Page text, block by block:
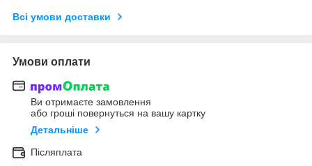
Всі умови доставки
Умови оплати
Ви отримаєте замовлення
або гроші повернуться на вашу картку
Детальніше
Післяплата